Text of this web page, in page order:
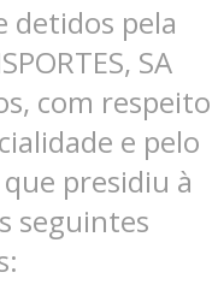
detidos pela
SA
com respeito
e pelo
presidiu à
seguintes